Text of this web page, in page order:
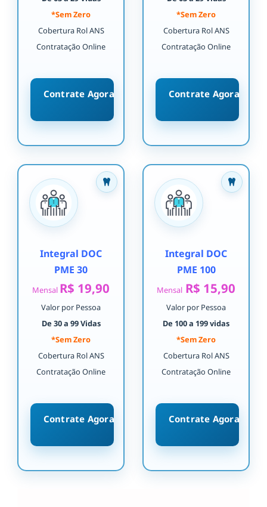
*Sem Zero
Cobertura Rol ANS
Contratação Online
Contrate Agora
*Sem Zero
Cobertura Rol ANS
Contratação Online
Contrate Agora
Integral DOC
PME 30
Mensal R$ 19,90
Valor por Pessoa
De 30 a 99 Vidas
*Sem Zero
Cobertura Rol ANS
Contratação Online
Contrate Agora
Integral DOC
PME 100
Mensal R$ 15,90
Valor por Pessoa
De 100 a 199 vidas
*Sem Zero
Cobertura Rol ANS
Contratação Online
Contrate Agora